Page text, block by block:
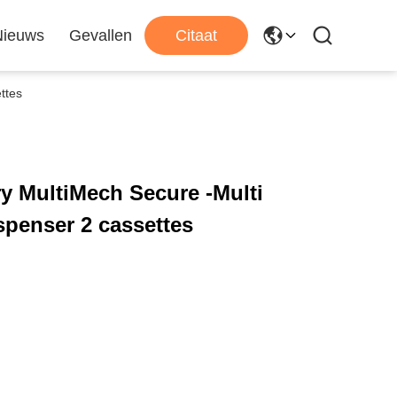
Gevallen Citaat
MultiMech Secure -Multi
2 cassettes